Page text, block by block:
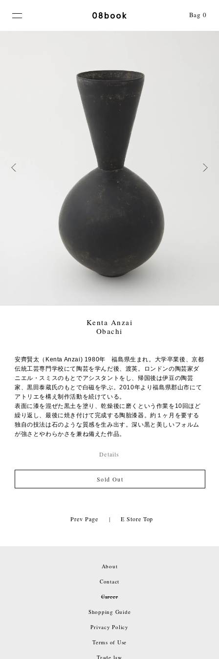
Bag0
Kenta Anzai
Obachi
安齊賢太（Kenta Anzai) 1980年 福島県生まれ。大学卒業後、京都
伝統工芸専門学校にて陶芸を学んだ後、渡英。ロンドンの陶芸家ダ
ニエル・スミスのもとでアシスタントをし、帰国後は伊豆の陶芸
家、黒田泰蔵氏のもとで白磁を学ぶ。2010年より福島県郡山市にて
アトリエを構え制作活動を続けている。
表面に漆を混ぜた黒土を塗り、乾燥後に磨くという作業を10回ほど
繰り返し、最後に焼き付けて完成する陶胎漆器。約１ヶ月を要する
独自の技法は石のような質感を生み出す。深い黒と美しいフォルム
が強さとやわらかさを兼ね備えた作品。
Details
Sold Out
Prev Page | E Store Top
About
Contact
Career
Shopping Guide
Privacy Policy
Terms of Use
Trade law